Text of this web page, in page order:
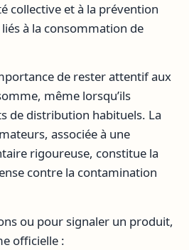
collective et à la prévention
à la consommation de
de rester attentif aux
même lorsqu’ils
de distribution habituels. La
associée à une
rigoureuse, constitue la
contre la contamination
ou pour signaler un produit,
officielle :